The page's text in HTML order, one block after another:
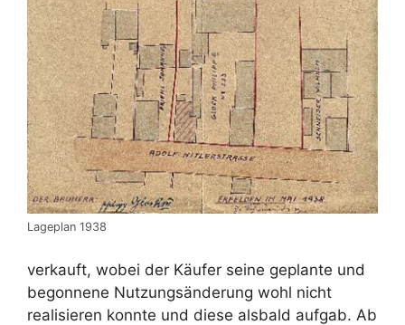
Lageplan 1938
verkauft, wobei der Käufer seine geplante und
begonnene Nutzungsänderung wohl nicht
realisieren konnte und diese alsbald aufgab. Ab